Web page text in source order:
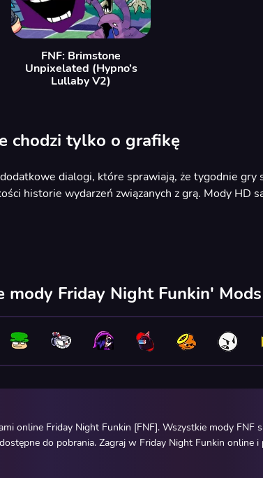
FNF: Brimstone
Unpixelated (Hypno’s
Lullaby V2)
chodzi tylko o grafikę
dialogi, które sprawiają, że tygodnie
historie wydarzeń związanych z grą. Mody
mody Friday Night Funkin' Mods
online Friday Night Funkin [FNF]. Wszystkie mody
dostępne do pobrania. Zagraj w Friday Night Funkin online